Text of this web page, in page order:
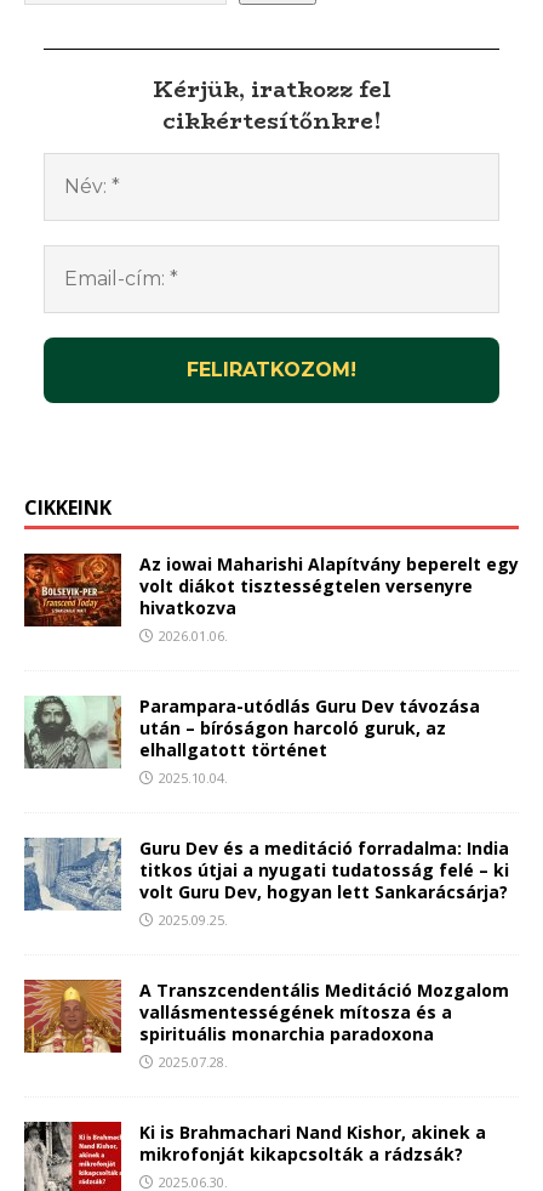
Kérjük, iratkozz fel
cikkértesítőnkre!
CIKKEINK
Az iowai Maharishi Alapítvány beperelt egy
volt diákot tisztességtelen versenyre
hivatkozva
2026.01.06.
Parampara-utódlás Guru Dev távozása
után – bíróságon harcoló guruk, az
elhallgatott történet
2025.10.04.
Guru Dev és a meditáció forradalma: India
titkos útjai a nyugati tudatosság felé – ki
volt Guru Dev, hogyan lett Sankarácsárja?
2025.09.25.
A Transzcendentális Meditáció Mozgalom
vallásmentességének mítosza és a
spirituális monarchia paradoxona
2025.07.28.
Ki is Brahmachari Nand Kishor, akinek a
mikrofonját kikapcsolták a rádzsák?
2025.06.30.